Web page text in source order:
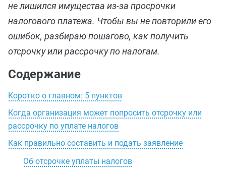
не лишился имущества из-за просрочки
налогового платежа. Чтобы вы не повторили его
ошибок, разбираю пошагово, как получить
отсрочку или рассрочку по налогам.
Содержание
Коротко о главном: 5 пунктов
Когда организация может попросить отсрочку или
рассрочку по уплате налогов
Как правильно составить и подать заявление
Об отсрочке уплаты налогов